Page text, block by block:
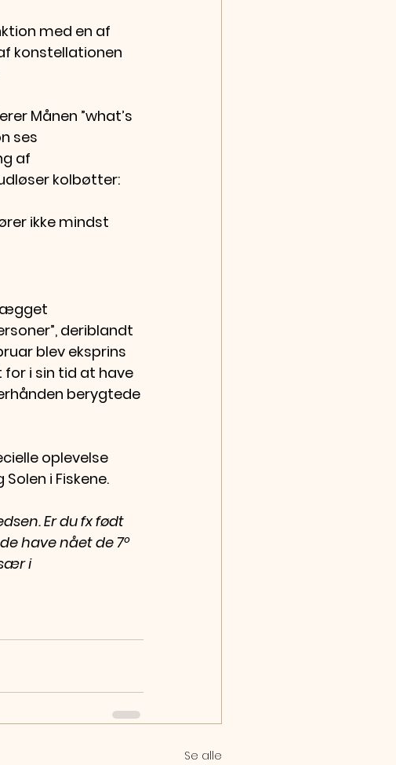
med en af
konstellationen
Månen ”what’s
ses
af
kolbøtter:
ikke mindst
deriblandt
blev eksprins
i sin tid at have
berygtede
oplevelse
i Fiskene.
Er du fx født
have nået de 7º
i
Se alle